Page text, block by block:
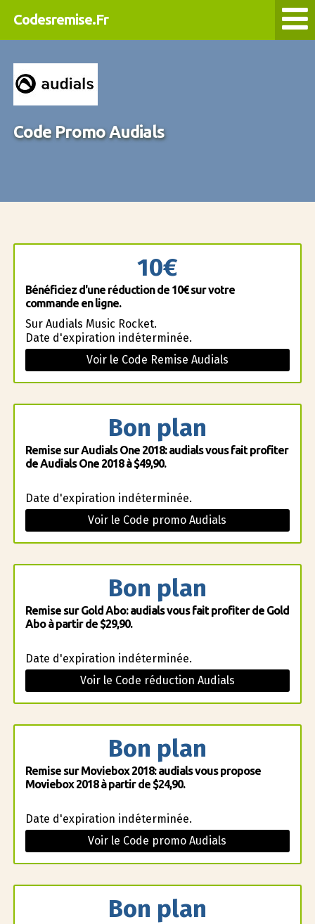
Codesremise.Fr
Code Promo Audials
10€
Bénéficiez d'une réduction de 10€ sur votre
commande en ligne.
Sur Audials Music Rocket.
Date d'expiration indéterminée.
Voir le Code Remise Audials
Bon plan
Remise sur Audials One 2018: audials vous fait profiter
de Audials One 2018 à $49,90.
Date d'expiration indéterminée.
Voir le Code promo Audials
Bon plan
Remise sur Gold Abo: audials vous fait profiter de Gold
Abo à partir de $29,90.
Date d'expiration indéterminée.
Voir le Code réduction Audials
Bon plan
Remise sur Moviebox 2018: audials vous propose
Moviebox 2018 à partir de $24,90.
Date d'expiration indéterminée.
Voir le Code promo Audials
Bon plan